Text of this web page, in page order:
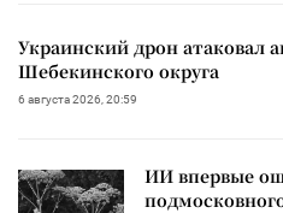
Украинский дрон атаковал
Шебекинского округа
6 августа 2026, 20:59
ИИ впервые